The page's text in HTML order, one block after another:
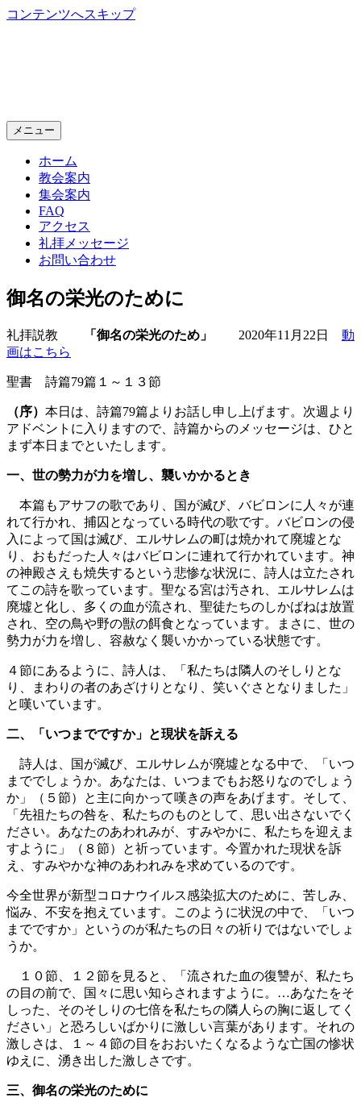
コンテンツへスキップ
メニュー
ホーム
教会案内
集会案内
FAQ
アクセス
礼拝メッセージ
お問い合わせ
御名の栄光のために
礼拝説教 「御名の栄光のため」 2020年11月22日 動
画はこちら
聖書 詩篇79篇１～１３節
（序） 本日は、詩篇79篇よりお話し申し上げます。次週より
アドベントに入りますので、詩篇からのメッセージは、ひと
まず本日までといたします。
一、世の勢力が力を増し、襲いかかるとき
本篇もアサフの歌であり、国が滅び、バビロンに人々が連
れて行かれ、捕囚となっている時代の歌です。バビロンの侵
入によって国は滅び、エルサレムの町は焼かれて廃墟とな
り、おもだった人々はバビロンに連れて行かれています。神
の神殿さえも焼失するという悲惨な状況に、詩人は立たされ
てこの詩を歌っています。聖なる宮は汚され、エルサレムは
廃墟と化し、多くの血が流され、聖徒たちのしかばねは放置
され、空の鳥や野の獣の餌食となっています。まさに、世の
勢力が力を増し、容赦なく襲いかかっている状態です。
４節にあるように、詩人は、「私たちは隣人のそしりとな
り、まわりの者のあざけりとなり、笑いぐさとなりました」
と嘆いています。
二、「いつまでですか」と現状を訴える
詩人は、国が滅び、エルサレムが廃墟となる中で、「いつ
まででしょうか。あなたは、いつまでもお怒りなのでしょう
か」（５節）と主に向かって嘆きの声をあげます。そして、
「先祖たちの咎を、私たちのものとして、思い出さないでく
ださい。あなたのあわれみが、すみやかに、私たちを迎えま
すように」（８節）と祈っています。今置かれた現状を訴
え、すみやかな神のあわれみを求めているのです。
今全世界が新型コロナウイルス感染拡大のために、苦しみ、
悩み、不安を抱えています。このように状況の中で、「いつ
までですか」というのが私たちの日々の祈りではないでしょ
うか。
１０節、１２節を見ると、「流された血の復讐が、私たち
の目の前で、国々に思い知らされますように。…あなたをそ
しった、そのそしりの七倍を私たちの隣人らの胸に返してく
ださい」と恐ろしいばかりに激しい言葉があります。それの
激しさは、１～４節の目をおおいたくなるような亡国の惨状
ゆえに、湧き出した激しさです。
三、御名の栄光のために